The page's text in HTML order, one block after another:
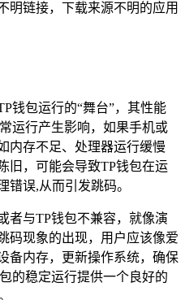
明链接，下载来源不明的应用
钱包运行的“舞台”，其性能
运行产生影响，如果手机或
内存不足、处理器运行缓慢
旧，可能会导致TP钱包在运
错误,从而引发跳码。
者与TP钱包不兼容，就像演
码现象的出现，用户应该像爱
备内存，更新操作系统，确保
的稳定运行提供一个良好的